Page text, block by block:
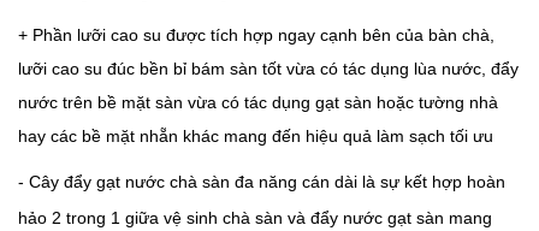
+ Phần lưỡi cao su được tích hợp ngay cạnh bên của bàn chà,
lưỡi cao su đúc bền bỉ bám sàn tốt vừa có tác dụng lùa nước, đẩy
nước trên bề mặt sàn vừa có tác dụng gạt sàn hoặc tường nhà
hay các bề mặt nhẵn khác mang đến hiệu quả làm sạch tối ưu
- Cây đẩy gạt nước chà sàn đa năng cán dài là sự kết hợp hoàn
hảo 2 trong 1 giữa vệ sinh chà sàn và đẩy nước gạt sàn mang